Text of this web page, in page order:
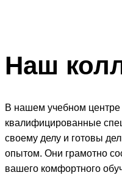
Наш
В нашем учебном
квалифицированные
своему делу и готовы
опытом. Они грамотно
вашего комфортного